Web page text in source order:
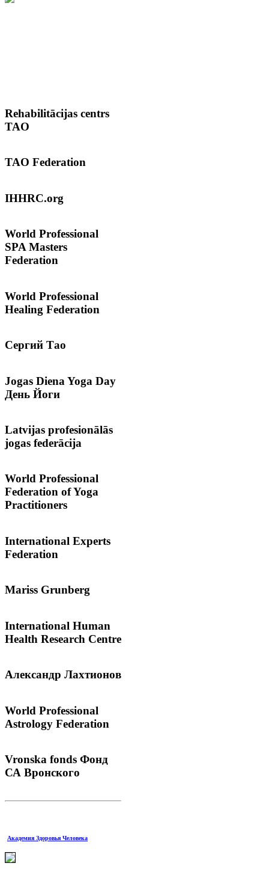
Rehabilitācijas centrs
TAO
TAO Federation
IHHRC.org
World Professional
SPA Masters
Federation
World Professional
Healing Federation
Сергий Тао
Jogas Diena Yoga Day
День Йоги
Latvijas profesionālās
jogas federācija
World Professional
Federation of Yoga
Practitioners
International Experts
Federation
Mariss Grunberg
International Human
Health Research Centre
Александр Лахтионов
World Professional
Astrology Federation
Vronska fonds Фонд
СА Вронского
Академия Здоровья Человека